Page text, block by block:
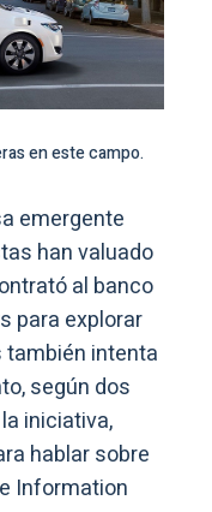
en este campo.
emergente
han valuado
al banco
para explorar
intenta
según dos
iniciativa,
hablar sobre
Information